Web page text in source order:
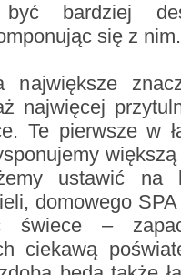
bardziej
się z nim.
największe
najwięcej
Te pierwsze w
ustawić na
domowego
świece –
ciekawą